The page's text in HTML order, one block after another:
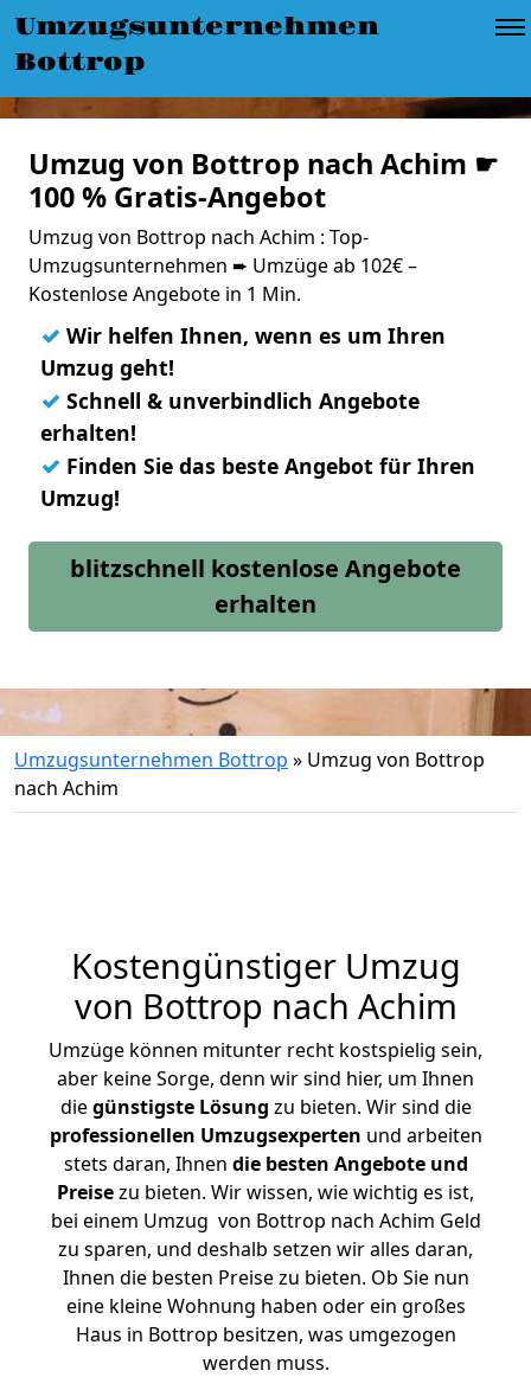
Umzugsunternehmen
Bottrop
Umzug von Bottrop nach Achim ☛
100 % Gratis-Angebot
Umzug von Bottrop nach Achim : Top-
Umzugsunternehmen ➨ Umzüge ab 102€ –
Kostenlose Angebote in 1 Min.
✓ Wir helfen Ihnen, wenn es um Ihren
Umzug geht!
✓ Schnell & unverbindlich Angebote
erhalten!
✓ Finden Sie das beste Angebot für Ihren
Umzug!
blitzschnell kostenlose Angebote
erhalten
Umzugsunternehmen Bottrop » Umzug von Bottrop
nach Achim
Kostengünstiger Umzug
von Bottrop nach Achim
Umzüge können mitunter recht kostspielig sein,
aber keine Sorge, denn wir sind hier, um Ihnen
diegünstigste Lösung zu bieten. Wir sind die
professionellen Umzugsexperten und arbeiten
stets daran, Ihnen die besten Angebote und
Preisezu bieten. Wir wissen, wie wichtig es ist,
bei einem Umzug von Bottrop nach Achim Geld
zu sparen, und deshalb setzen wir alles daran,
Ihnen die besten Preise zu bieten. Ob Sie nun
eine kleine Wohnung haben oder ein großes
Haus in Bottrop besitzen, was umgezogen
werden muss.